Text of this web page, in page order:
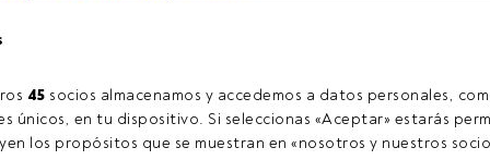
45 socios almacenamos y accedemos a datos personales,
únicos, en tu dispositivo. Si seleccionas «Aceptar» estarás
los propósitos que se muestran en «nosotros y nuestros
desde el botón Login. Si aún no tienes cuenta, te
y disfrutar de todo el universo que ofrece FundsPeople.
Accede a FundsPeople